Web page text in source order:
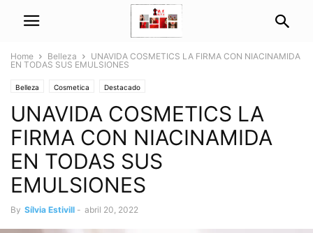
Home Belleza
UNAVIDA COSMETICS LA FIRMA CON NIACINAMIDA
EN TODAS SUS EMULSIONES
Belleza Cosmetica Destacado
UNAVIDA COSMETICS LA
FIRMA CON NIACINAMIDA
EN TODAS SUS
EMULSIONES
By Sílvia Estivill - abril 20, 2022